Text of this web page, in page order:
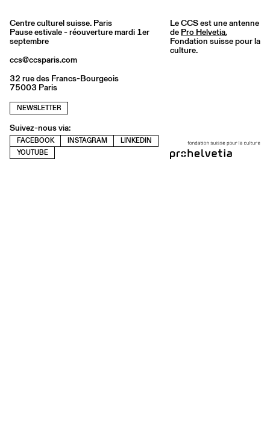
Centre culturel suisse. Paris
Pause estivale - réouverture mardi 1er
septembre
ccs@ccsparis.com
32 rue des Francs-Bourgeois
75003 Paris
NEWSLETTER
Suivez-nous via:
FACEBOOK INSTAGRAM
LINKEDIN
YOUTUBE
Le CCS est une antenne
de Pro Helvetia,
Fondation suisse pour la
culture.